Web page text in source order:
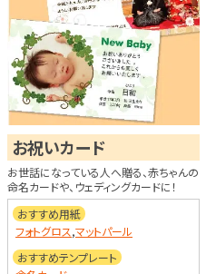
お祝いカード
お世話になっている人へ贈る、赤ちゃんの
命名カードや、ウェディングカードに！
おすすめ用紙
フォトグロス,マットパール
おすすめテンプレート